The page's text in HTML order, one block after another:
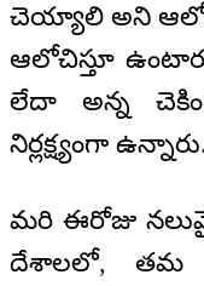
చెయ్యాలి అని
ఆలోచిస్తూ
లేదా అన్న
నిర్లక్ష్యంగా ఉన్నారు.
మరి ఈరోజు
దేశాలలో, తమ